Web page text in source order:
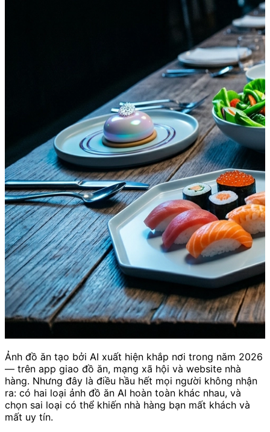
Ảnh đồ ăn tạo bởi AI xuất hiện khắp nơi trong năm 2026
— trên app giao đồ ăn, mạng xã hội và website nhà
hàng. Nhưng đây là điều hầu hết mọi người không nhận
ra: có hai loại ảnh đồ ăn AI hoàn toàn khác nhau, và
chọn sai loại có thể khiến nhà hàng bạn mất khách và
mất uy tín.